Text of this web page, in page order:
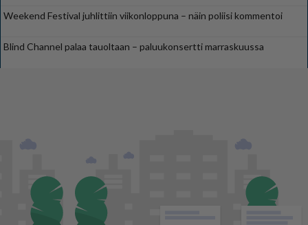
Weekend Festival juhlittiin viikonloppuna – näin poliisi kommentoi
Blind Channel palaa tauoltaan – paluukonsertti marraskuussa